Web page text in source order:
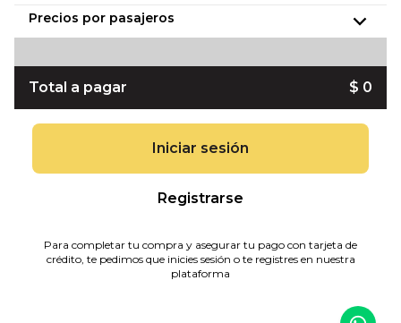
Precios por pasajeros
Total a pagar $ 0
Iniciar sesión
Registrarse
Para completar tu compra y asegurar tu pago con tarjeta de
crédito, te pedimos que inicies sesión o te registres en nuestra
plataforma